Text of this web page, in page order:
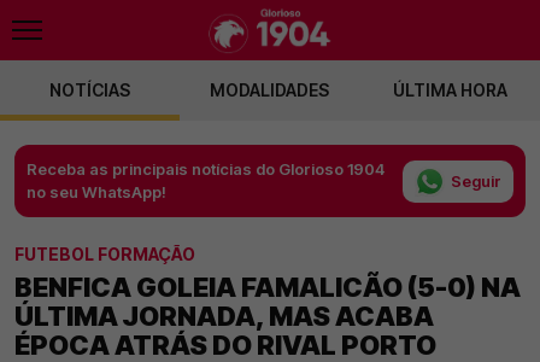
NOTÍCIAS MODALIDADES ÚLTIMA HORA
Receba as principais notícias do Glorioso 1904
no seu WhatsApp!
Seguir
FUTEBOL FORMAÇÃO
BENFICA GOLEIA FAMALICÃO (5-0) NA
ÚLTIMA JORNADA, MAS ACABA
ÉPOCA ATRÁS DO RIVAL PORTO